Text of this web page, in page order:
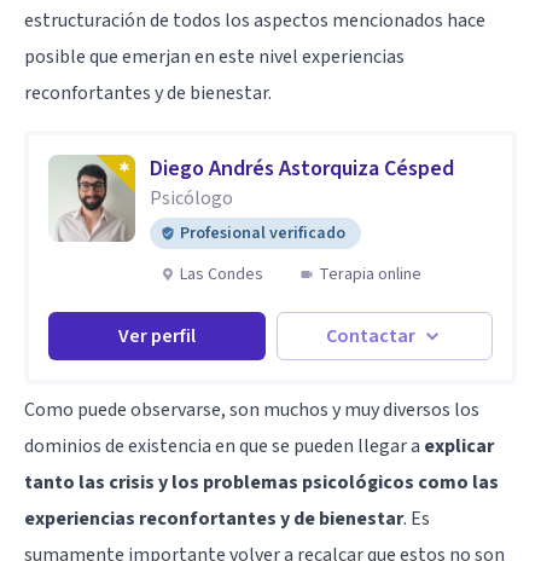
estructuración de todos los aspectos mencionados hace
posible que emerjan en este nivel experiencias
reconfortantes y de bienestar.
Diego Andrés Astorquiza Césped
Psicólogo
Profesional verificado
Las Condes
Terapia online
Ver perfil Contactar
Como puede observarse, son muchos y muy diversos los
dominios de existencia en que se pueden llegar a explicar
tanto las crisis y los problemas psicológicos como las
experiencias reconfortantes y de bienestar. Es
sumamente importante volver a recalcar que estos no son